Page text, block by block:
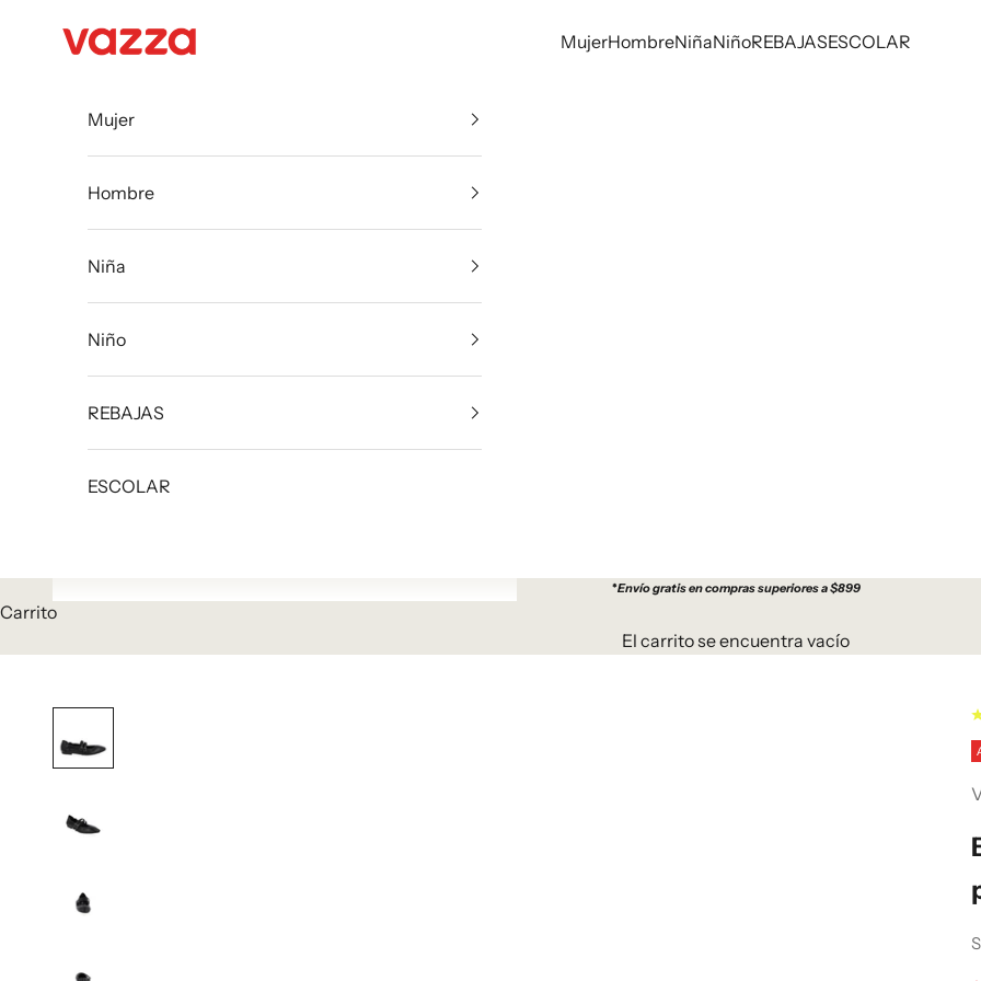
VazzaShoes
MujerHombreNiñaNiñoREBAJASESCOLAR
Mujer
Hombre
Niña
Niño
REBAJAS
ESCOLAR
*Envío gratis en compras superiores a $899
Carrito
El carrito se encuentra vacío